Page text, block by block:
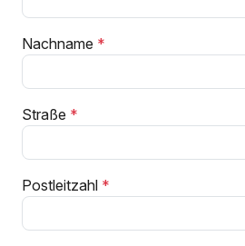
Nachname
Straße
Postleitzahl